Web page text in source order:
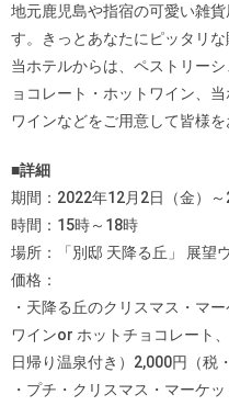
地元鹿児島や指宿の可愛い雑
す。きっとあなたにピッタリな
当ホテルからは、ペストリー
ョコレート・ホットワイン、
ワインなどをご用意して皆様を
■詳細
期間：2022年12月2日（金）～
時間：15時～18時
場所：「別邸 天降る丘」 展望
価格：
・天降る丘のクリスマス・マ
ワインor ホットチョコレート、
日帰り温泉付き）2,000円（税
・プチ・クリスマス・マーケ